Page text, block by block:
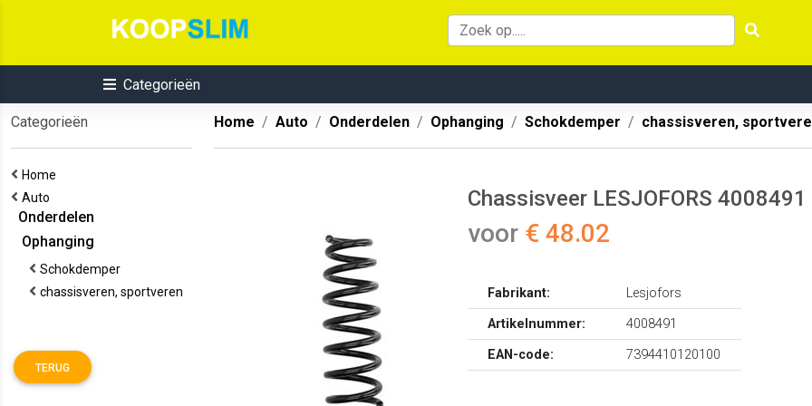
Categorieën
Categorieën
Home
Auto
Onderdelen
Ophanging
Schokdemper
chassisveren, sportveren
TERUG
Home Auto Onderdelen Ophanging Schokdemper chassisveren,
Chassisveer LESJOFORS 4008491
voor € 48.02
Fabrikant:
Lesjofors
Artikelnummer:
4008491
EAN-code:
7394410120100